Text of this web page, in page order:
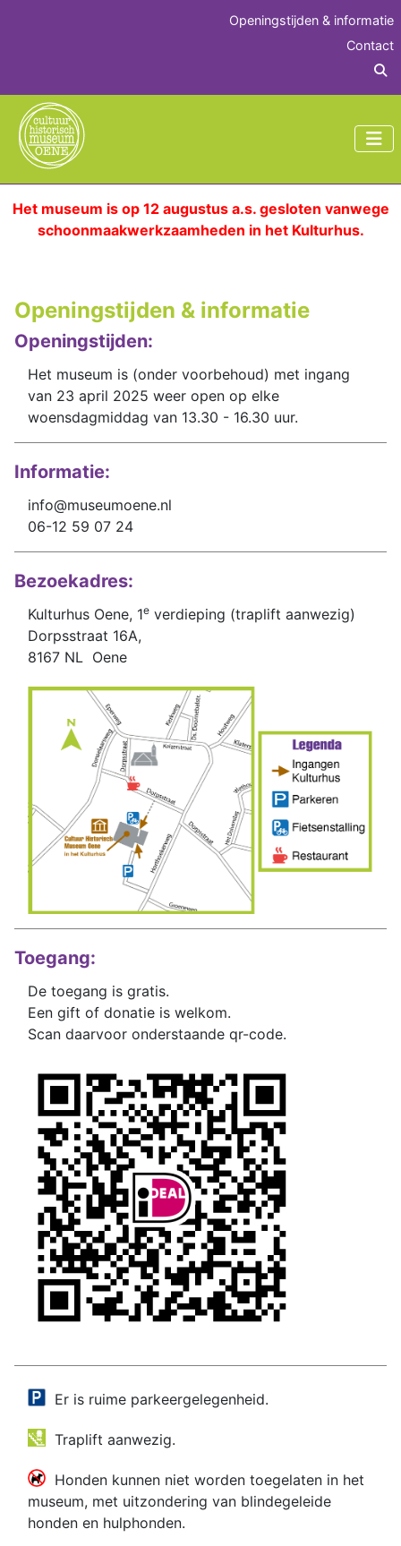
Openingstijden & informatie
Contact
Het museum is op 12 augustus a.s. gesloten vanwege
schoonmaakwerkzaamheden in het Kulturhus.
Openingstijden & informatie
Openingstijden:
Het museum is (onder voorbehoud) met ingang
van 23 april 2025 weer open op elke
woensdagmiddag van 13.30 - 16.30 uur.
Informatie:
info@museumoene.nl
06-12 59 07 24
Bezoekadres:
Kulturhus Oene, 1e verdieping (traplift aanwezig)
Dorpsstraat 16A,
8167 NL Oene
Toegang:
De toegang is gratis.
Een gift of donatie is welkom.
Scan daarvoor onderstaande qr-code.
Er is ruime parkeergelegenheid.
Traplift aanwezig.
Honden kunnen niet worden toegelaten in het
museum, met uitzondering van blindegeleide
honden en hulphonden.